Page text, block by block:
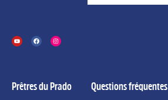
Prêtres du Prado Questions fréquentes